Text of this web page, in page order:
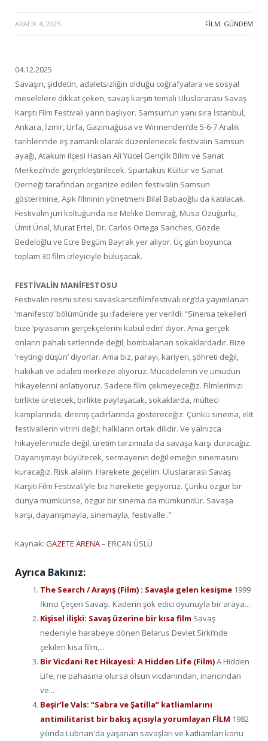
ARALIK 4, 2025 · FILM, GÜNDEM
04.12.2025
Savaşın, şiddetin, adaletsizliğin olduğu coğrafyalara ve sosyal
meselelere dikkat çeken, savaş karşıtı temalı Uluslararası Savaş
Karşıtı Film Festivali yarın başlıyor. Samsun’un yanı sıra İstanbul,
Ankara, İzmir, Urfa, Gazimağusa ve Winnenden’de 5-6-7 Aralık
tarihlerinde eş zamanlı olarak düzenlenecek festivalin Samsun
ayağı, Atakum ilçesi Hasan Ali Yücel Gençlik Bilim ve Sanat
Merkezi’nde gerçekleştirilecek. Spartaküs Kültür ve Sanat
Derneği tarafından organize edilen festivalin Samsun
gösterimine, Aşık filminin yönetmeni Bilal Babaoğlu da katılacak.
Festivalin jüri koltuğunda ise Melike Demirağ, Musa Özuğurlu,
Ümit Ünal, Murat Ertel, Dr. Carlos Ortega Sanches, Gözde
Bedeloğlu ve Ecre Begüm Bayrak yer alıyor. Üç gün boyunca
toplam 30 film izleyiciyle buluşacak.
FESTİVALİN MANİFESTOSU
Festivalin resmi sitesi savaskarsitifilmfestivali.org’da yayımlanan
‘manifesto’ bölümünde şu ifadelere yer verildi: “Sinema tekelleri
bize ‘piyasanın gerçekçelerini kabul edin’ diyor. Ama gerçek
onların pahalı setlerinde değil, bombalanan sokaklardadır. Bize
‘reytingi düşün’ diyorlar. Ama biz, parayı, kariyeri, şöhreti değil,
hakikati ve adaleti merkeze alıyoruz. Mücadelenin ve umudun
hikayelerini anlatıyoruz. Sadece film çekmeyeceğiz. Filmlerimizi
birlikte üretecek, birlikte paylaşacak, sokaklarda, mülteci
kamplarında, direniş çadırlarında göstereceğiz. Çünkü sinema, elit
festivallerin vitrini değil; halkların ortak dilidir. Ve yalnızca
hikayelerimizle değil, üretim tarzımızla da savaşa karşı duracağız.
Dayanışmayı büyütecek, sermayenin değil emeğin sinemasını
kuracağız. Risk alalım. Harekete geçelim. Uluslararası Savaş
Karşıtı Film Festivali’yle biz harekete geçiyoruz. Çünkü özgür bir
dünya mümkünse, özgür bir sinema da mümkündür. Savaşa
karşı, dayanışmayla, sinemayla, festivalle..”
Kaynak: GAZETE ARENA– ERCAN ÜSLÜ
Ayrıca Bakınız:
The Search / Arayış (Film) : Savaşla gelen kesişme 1999
İkinci Çeçen Savaşı. Kaderin şok edici oyunuyla bir araya...
Kişisel ilişki: Savaş üzerine bir kısa film Savaş
nedeniyle harabeye dönen Belarus Devlet Sirki’nde
çekilen kısa film,...
Bir Vicdani Ret Hikayesi: A Hidden Life (Film)A Hidden
Life, ne pahasına olursa olsun vicdanından, inancından
ve...
Beşir’le Vals: “Sabra ve Şatilla” katliamlarını
antimilitarist bir bakış açısıyla yorumlayan FİLM 1982
yılında Lübnan'da yaşanan savaşları ve katliamları konu